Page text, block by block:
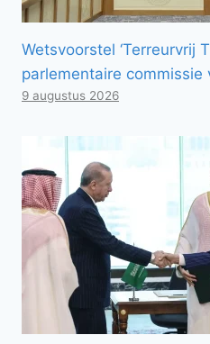
Wetsvoorstel ‘Terreurvrij
parlementaire commissie
9 augustus 2026